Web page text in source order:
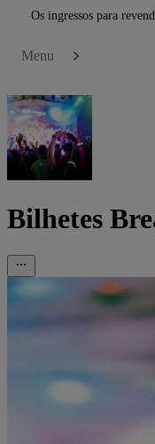
Os ingressos para
Menu
Bilhetes